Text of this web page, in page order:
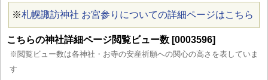
※札幌諏訪神社 お宮参りについての詳細ページはこちら
こちらの神社詳細ページ閲覧ビュー数 [0003596]
※閲覧ビュー数は各神社・お寺の安産祈願への関心の高さを表していま
す